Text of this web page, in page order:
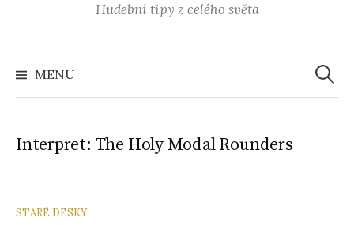
Hudební tipy z celého světa
MENU
Interpret: The Holy Modal Rounders
STARÉ DESKY